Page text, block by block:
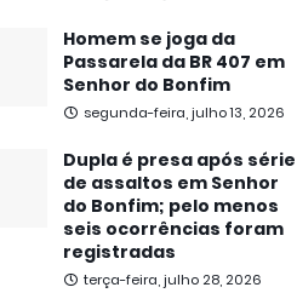
Homem se joga da
Passarela da BR 407 em
Senhor do Bonfim
segunda-feira, julho 13, 2026
Dupla é presa após série
de assaltos em Senhor
do Bonfim; pelo menos
seis ocorrências foram
registradas
terça-feira, julho 28, 2026